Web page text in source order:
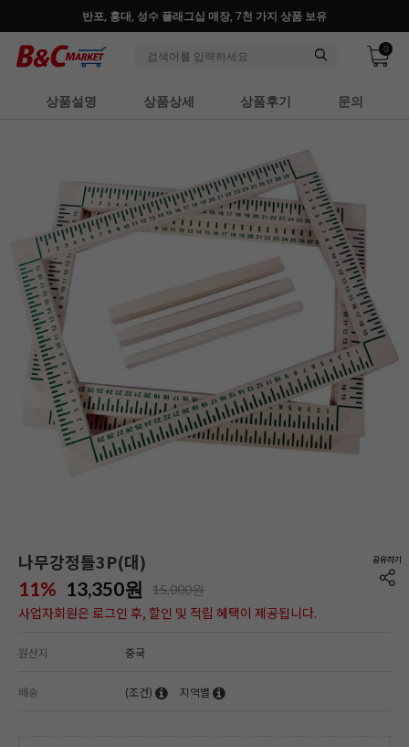
반포, 홍대, 성수 플래그십 매장, 7천 가지 상품 보유
0
상품설명 상품상세 상품후기 문의
나무강정틀3P(대)
11% 13,350원 15,000원
사업자회원은 로그인 후, 할인 및 적립 혜택이 제공됩니다.
원산지 중국
배송 (조건) 지역별